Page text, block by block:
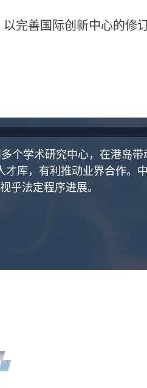
完善国际创新中心的修订
个学术研究中心，在港岛
库，有利推动业界合作。
乎法定程序进展。